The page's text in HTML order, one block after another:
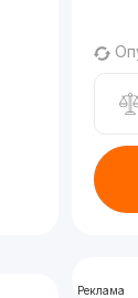
Реклама